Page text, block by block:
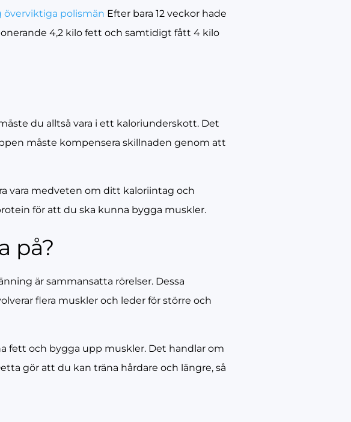
överviktiga polismän Efter bara 12 veckor hade
4,2 kilo fett och samtidigt fått 4 kilo
du alltså vara i ett kaloriunderskott. Det
måste kompensera skillnaden genom att
vara medveten om ditt kaloriintag och
för att du ska kunna bygga muskler.
på?
är sammansatta rörelser. Dessa
flera muskler och leder för större och
fett och bygga upp muskler. Det handlar om
gör att du kan träna hårdare och längre, så